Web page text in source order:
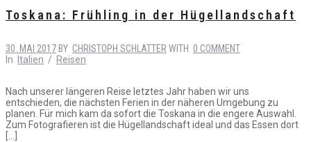
Toskana: Frühling in der Hügellandschaft
30. MAI 2017 BY CHRISTOPH SCHLATTER WITH 0 COMMENT
In
Italien / Reisen
Nach unserer längeren Reise letztes Jahr haben wir uns
entschieden, die nächsten Ferien in der näheren Umgebung zu
planen. Für mich kam da sofort die Toskana in die engere Auswahl.
Zum Fotografieren ist die Hügellandschaft ideal und das Essen dort